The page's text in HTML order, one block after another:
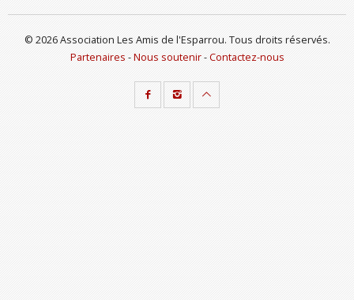
© 2026 Association Les Amis de l'Esparrou. Tous droits réservés.
Partenaires -Nous soutenir-Contactez-nous